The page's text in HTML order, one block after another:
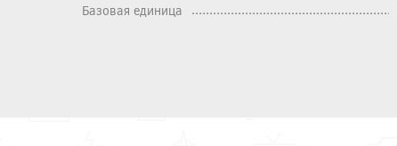
Базовая единица